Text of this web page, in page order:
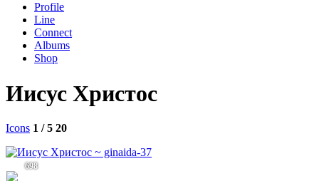
Profile
Line
Connect
Albums
Shop
Иисус Христос
Icons 1 / 5 20
698